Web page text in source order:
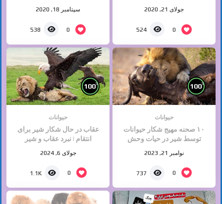
جولای 21, 2020
0
524
سپتامبر 18, 2020
0
538
100%
حیوانات
۱۰ صحنه مهیج شکار حیوانات
توسط شیر در حیات وحش
نوامبر 21, 2023
0
737
100%
حیوانات
عقاب در حال شکار شیر برای
انتقام | نبرد عقاب و شیر‎
جولای 6, 2024
0
1.1K